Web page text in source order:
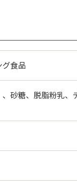
食品
砂糖、脱脂粉乳